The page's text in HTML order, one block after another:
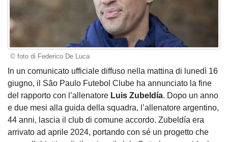
© foto di Federico De Luca
In un comunicato ufficiale diffuso nella mattina di lunedì 16
giugno, il São Paulo Futebol Clube ha annunciato la fine
del rapporto con l’allenatore Luis Zubeldía. Dopo un anno
e due mesi alla guida della squadra, l’allenatore argentino,
44 anni, lascia il club di comune accordo. Zubeldía era
arrivato ad aprile 2024, portando con sé un progetto che